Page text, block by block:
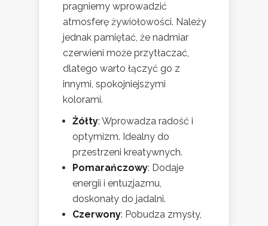
pragniemy wprowadzić
atmosferę żywiołowości. Należy
jednak pamiętać, że nadmiar
czerwieni może przytłaczać,
dlatego warto łączyć go z
innymi, spokojniejszymi
kolorami.
Żółty: Wprowadza radość i
optymizm. Idealny do
przestrzeni kreatywnych.
Pomarańczowy: Dodaje
energii i entuzjazmu,
doskonały do jadalni.
Czerwony: Pobudza zmysły,